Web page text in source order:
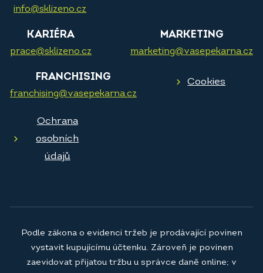
info@sklizeno.cz
KARIÉRA
prace@sklizeno.cz
MARKETING
marketing@vasepekarna.cz
FRANCHISING
franchising@vasepekarna.cz
Cookies
Ochrana
osobních
údajů
Podle zákona o evidenci tržeb je prodávající povinen
vystavit kupujícímu účtenku. Zároveň je povinen
zaevidovat přijatou tržbu u správce daně online; v